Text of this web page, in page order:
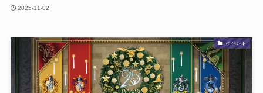
2025-11-02
イベント